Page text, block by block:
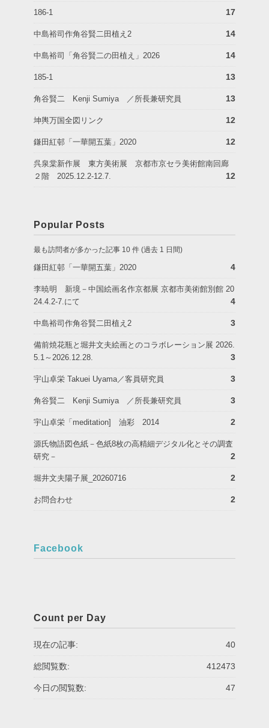
186-1 17
中島裕司作角谷賢二田植え2 14
中島裕司「角谷賢二の田植え」2026 14
185-1 13
角谷賢二 Kenji Sumiya ／所長兼研究員 13
坤輿万国全図リンク 12
鎌田紅邨「一華開五葉」2020 12
呉泉棠新作展 東方美術展 京都市京セラ美術館南回廊
２階 2025.12.2-12.7.
12
Popular Posts
最も訪問者が多かった記事 10 件 (過去 1 日間)
鎌田紅邨「一華開五葉」2020 4
李暁明 新境－中国絵画名作京都展 京都市美術館別館 20
24.4.2-7.にて
4
中島裕司作角谷賢二田植え2 3
備前焼花瓶と堀井文夫絵画とのコラボレーション展 2026.
5.1～2026.12.28.
3
宇山卓栄 Takuei Uyama／客員研究員 3
角谷賢二 Kenji Sumiya ／所長兼研究員 3
宇山卓栄「meditation] 油彩 2014 2
源氏物語図色紙－色紙8枚の高精細デジタル化とその調査
研究－
2
堀井文夫陽子展_20260716 2
お問合わせ 2
Facebook
Count per Day
40
現在の記事:
412473
総閲覧数:
47
今日の閲覧数: